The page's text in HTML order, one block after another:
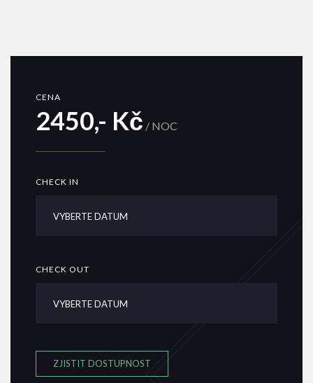
CENA
2450,- Kč / NOC
CHECK IN
CHECK OUT
ZJISTIT DOSTUPNOST